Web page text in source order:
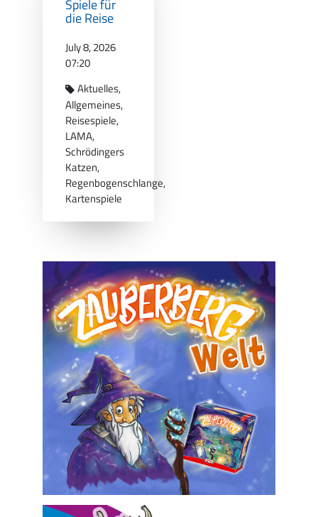
Spiele für
die Reise
July 8, 2026
07:20
Aktuelles
Allgemeines
Reisespiele
LAMA
Schrödingers
Katzen
Regenbogenschlange
Kartenspiele